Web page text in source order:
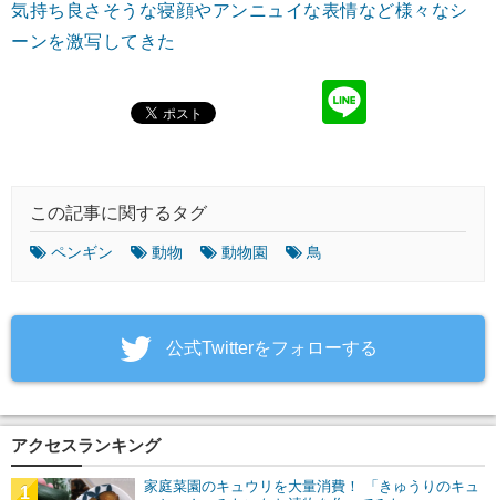
気持ち良さそうな寝顔やアンニュイな表情など様々なシ
ーンを激写してきた
この記事に関するタグ
ペンギン 動物 動物園 鳥
‎公式Twitterをフォローする
アクセスランキング
家庭菜園のキュウリを大量消費！ 「きゅうりのキュ
1